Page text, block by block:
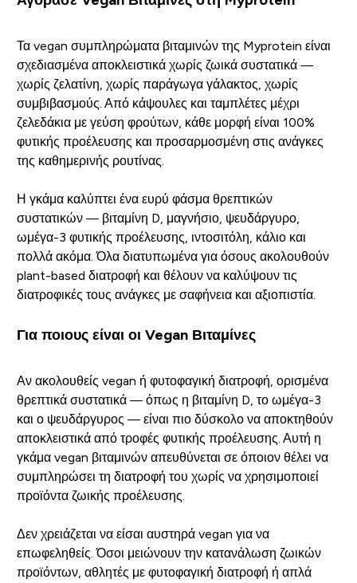
Τα vegan συμπληρώματα βιταμινών της Myprotein είναι
σχεδιασμένα αποκλειστικά χωρίς ζωικά συστατικά —
χωρίς ζελατίνη, χωρίς παράγωγα γάλακτος, χωρίς
συμβιβασμούς. Από κάψουλες και ταμπλέτες μέχρι
ζελεδάκια με γεύση φρούτων, κάθε μορφή είναι 100%
φυτικής προέλευσης και προσαρμοσμένη στις ανάγκες
της καθημερινής ρουτίνας.
Η γκάμα καλύπτει ένα ευρύ φάσμα θρεπτικών
συστατικών — βιταμίνη D, μαγνήσιο, ψευδάργυρο,
ωμέγα-3 φυτικής προέλευσης, ιντοσιτόλη, κάλιο και
πολλά ακόμα. Όλα διατυπωμένα για όσους ακολουθούν
plant-based διατροφή και θέλουν να καλύψουν τις
διατροφικές τους ανάγκες με σαφήνεια και αξιοπιστία.
Για ποιους είναι οι Vegan Βιταμίνες
Αν ακολουθείς vegan ή φυτοφαγική διατροφή, ορισμένα
θρεπτικά συστατικά — όπως η βιταμίνη D, το ωμέγα-3
και ο ψευδάργυρος — είναι πιο δύσκολο να αποκτηθούν
αποκλειστικά από τροφές φυτικής προέλευσης. Αυτή η
γκάμα vegan βιταμινών απευθύνεται σε όποιον θέλει να
συμπληρώσει τη διατροφή του χωρίς να χρησιμοποιεί
προϊόντα ζωικής προέλευσης.
Δεν χρειάζεται να είσαι αυστηρά vegan για να
επωφεληθείς. Όσοι μειώνουν την κατανάλωση ζωικών
προϊόντων, αθλητές με φυτοφαγική διατροφή ή απλά